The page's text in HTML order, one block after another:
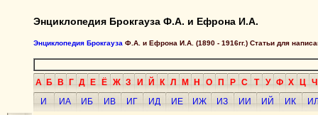
Энциклопедия Брокгауза Ф.А. и Ефрона И.А.
Энциклопедия Брокгауза Ф.А. и Ефрона И.А. (1890 - 1916гг.) Статьи для
А Б В Г Д Е Ё Ж З И Й К Л М Н О П Р С Т У Ф Х Ц Ч
И
ИА ИБ ИВ ИГ ИД ИЕ ИЖ ИЗ ИИ ИЙ ИК